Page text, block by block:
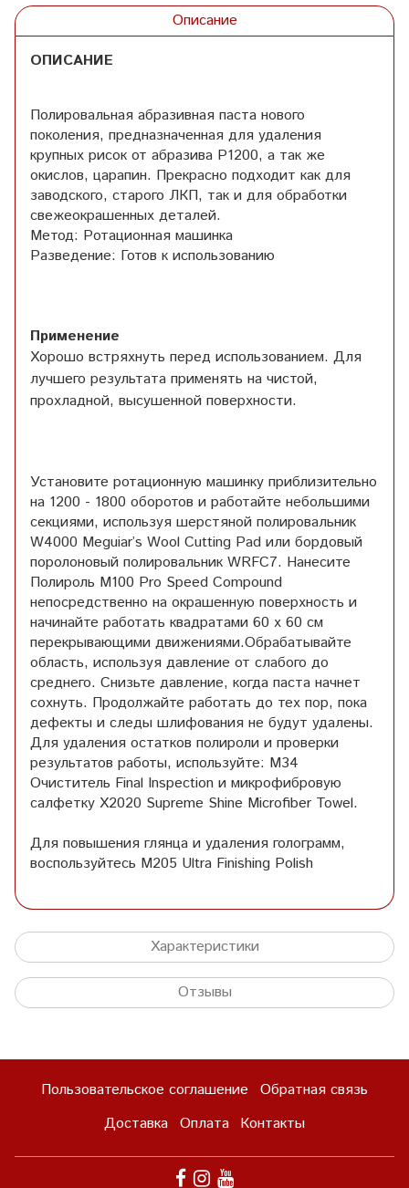
Описание
ОПИСАНИЕ
Полировальная абразивная паста нового
поколения, предназначенная для удаления
крупных рисок от абразива Р1200, а так же
окислов, царапин. Прекрасно подходит как для
заводского, старого ЛКП, так и для обработки
свежеокрашенных деталей.
Метод: Ротационная машинка
Разведение: Готов к использованию
Применение
Хорошо встряхнуть перед использованием. Для
лучшего результата применять на чистой,
прохладной, высушенной поверхности.
Установите ротационную машинку приблизительно
на 1200 - 1800 оборотов и работайте небольшими
секциями, используя шерстяной полировальник
W4000 Meguiar’s Wool Cutting Pad или бордовый
поролоновый полировальник WRFC7. Нанесите
Полироль M100 Pro Speed Compound
непосредственно на окрашенную поверхность и
начинайте работать квадратами 60 х 60 см
перекрывающими движениями.Обрабатывайте
область, используя давление от слабого до
среднего. Снизьте давление, когда паста начнет
сохнуть. Продолжайте работать до тех пор, пока
дефекты и следы шлифования не будут удалены.
Для удаления остатков полироли и проверки
результатов работы, используйте: M34
Очиститель Final Inspection и микрофибровую
салфетку X2020 Supreme Shine Microfiber Towel.
Для повышения глянца и удаления голограмм,
воспользуйтесь M205 Ultra Finishing Polish
Характеристики
Отзывы
Пользовательское соглашение Обратная связь
Доставка Оплата Контакты